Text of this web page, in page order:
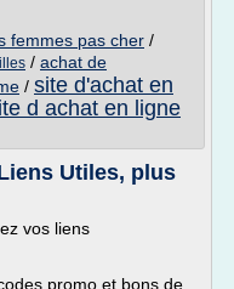
femmes pas cher /
/ achat de
/ site d'achat en
d achat en ligne
Utiles, plus
vos liens
promo et bons de